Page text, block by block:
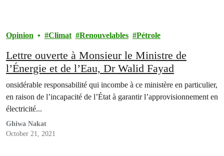
Opinion Climat Renouvelables Pétrole
Lettre ouverte à Monsieur le Ministre de
l’Énergie et de l’Eau, Dr Walid Fayad
onsidérable responsabilité qui incombe à ce ministère en particulier,
en raison de l’incapacité de l’État à garantir l’approvisionnement en
électricité...
Ghiwa Nakat
October 21, 2021